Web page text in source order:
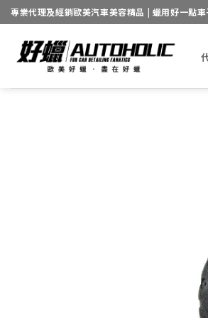
Skip
to
content
專業代理及經銷歐美汽車美容精品 | 蠟用好一點